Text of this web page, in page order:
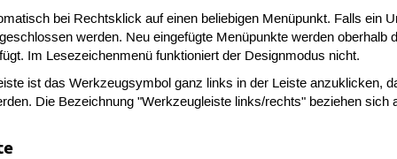
bei Rechtsklick auf einen beliebigen Menüpunkt. Falls ein
werden. Neu eingefügte Menüpunkte werden oberhalb
Im Lesezeichenmenü funktioniert der Designmodus nicht.
ist das Werkzeugsymbol ganz links in der Leiste anzuklicken,
Die Bezeichnung "Werkzeugleiste links/rechts" beziehen